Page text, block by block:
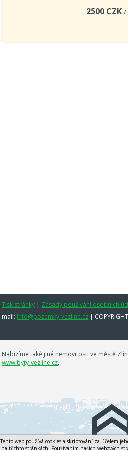
2500 CZK /
Tisk stránky | Zásady používání osobních
mail: info@pozemky-vezline.cz |
Nabízíme také jiné nemovitosti ve městě
www.byty-vezline.cz,
Tento web používá cookies a skriptování za účelem
na těchto stránkách. Používáním našich webových